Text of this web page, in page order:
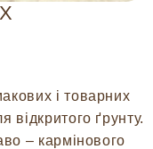
і товарних
відкритого ґрунту.
– кармінового